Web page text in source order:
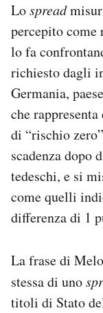
Lospread
percepito
lo fa
richiesto dagli
Germania,
che
di “rischio
scadenza
tedeschi, e si
come quelli
differenza di 1
La frase di
stessa di uno
titoli di Stato